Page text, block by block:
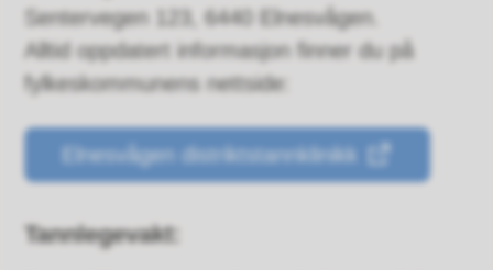
Sentervegen 123, 6440 Elnesvågen.
Alltid oppdatert informasjon finner du på
fylkeskommunens nettside:
Elnesvågen distriktstannklinikk
Tannlegevakt: